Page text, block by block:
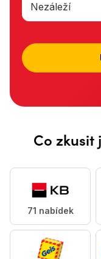
Nezáleží
Co zkusit
71 nabídek